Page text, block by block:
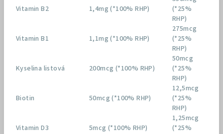
Vitamin B2
1,4mg (*100% RHP)
(*25%
RHP)
Vitamin B1
1,1mg (*100% RHP)
275mcg
(*25%
RHP)
Kyselina listová
200mcg (*100% RHP)
50mcg
(*25%
RHP)
Biotin
50mcg (*100% RHP)
12,5mcg
(*25%
RHP)
Vitamin D3
5mcg (*100% RHP)
1,25mcg
(*25%